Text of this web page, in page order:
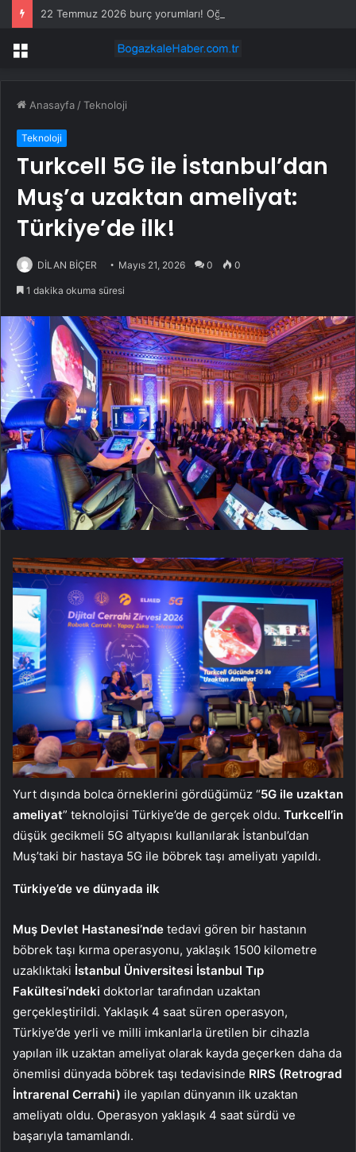
Menü
Anasayfa /Teknoloji
Teknoloji
Turkcell 5G ile İstanbul’dan
Muş’a uzaktan ameliyat:
Türkiye’de ilk!
DİLAN BİÇER Mayıs 21, 2026 0 0
1 dakika okuma süresi
Yurt dışında bolca örneklerini gördüğümüz “5G ile uzaktan
ameliyat” teknolojisi Türkiye’de de gerçek oldu. Turkcell’in
düşük gecikmeli 5G altyapısı kullanılarak İstanbul’dan
Muş’taki bir hastaya 5G ile böbrek taşı ameliyatı yapıldı.
Türkiye’de ve dünyada ilk
Muş Devlet Hastanesi’nde tedavi gören bir hastanın
böbrek taşı kırma operasyonu, yaklaşık 1500 kilometre
uzaklıktaki İstanbul Üniversitesi İstanbul Tıp
Fakültesi’ndeki doktorlar tarafından uzaktan
gerçekleştirildi. Yaklaşık 4 saat süren operasyon,
Türkiye’de yerli ve milli imkanlarla üretilen bir cihazla
yapılan ilk uzaktan ameliyat olarak kayda geçerken daha da
önemlisi dünyada böbrek taşı tedavisinde RIRS (Retrograd
İntrarenal Cerrahi) ile yapılan dünyanın ilk uzaktan
ameliyatı oldu. Operasyon yaklaşık 4 saat sürdü ve
başarıyla tamamlandı.